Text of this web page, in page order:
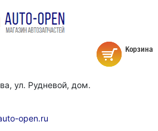
ул. Рудневой, дом.
open.ru
Корзина